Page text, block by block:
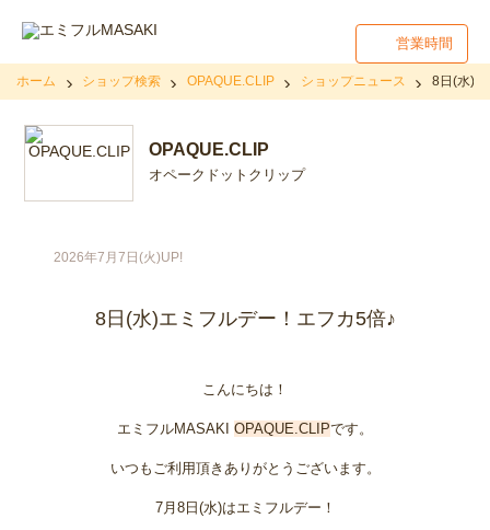
営業時間
ホーム ショップ検索 OPAQUE.CLIP ショップニュース 8日(水)
OPAQUE.CLIP
オペークドットクリップ
2026年7月7日(火)UP!
8日(水)エミフルデー！エフカ5倍♪
こんにちは！
エミフルMASAKI OPAQUE.CLIPです。
いつもご利用頂きありがとうございます。
7月8日(水)はエミフルデー！